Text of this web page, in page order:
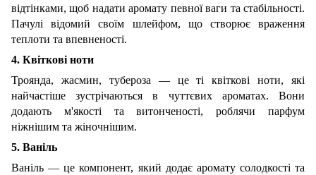
відтінками, щоб надати аромату певної ваги та стабільності.
Пачулі відомий своїм шлейфом, що створює враження
теплоти та впевненості.
4. Квіткові ноти
Троянда, жасмин, тубероза — це ті квіткові ноти, які
найчастіше зустрічаються в чуттєвих ароматах. Вони
додають м'якості та витонченості, роблячи парфум
ніжнішим та жіночнішим.
5. Ваніль
Ваніль — це компонент, який додає аромату солодкості та